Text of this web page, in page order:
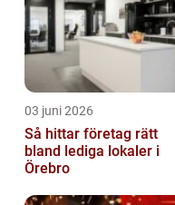
03 juni 2026
Så hittar företag rätt
bland lediga lokaler i
Örebro